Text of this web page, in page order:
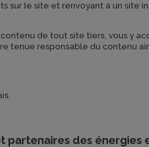
sur le site et renvoyant à un site
de tout site tiers, vous y
tenue responsable du contenu
partenaires des énergies